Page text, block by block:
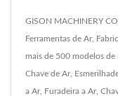
GISON MACHINERY
Ferramentas de Ar,
mais de 500 modelos de
Chave de Ar,
a Ar, Furadeira a Ar,